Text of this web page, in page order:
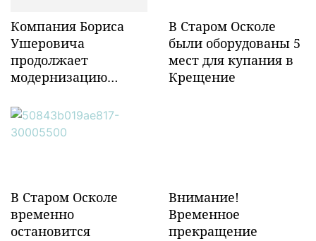
Компания Бориса
Ушеровича
продолжает
модернизацию
инфраструктуры в
Забайкалье
В Старом Осколе
были оборудованы 5
мест для купания в
Крещение
В Старом Осколе
временно
остановится
Внимание!
Временное
прекращение